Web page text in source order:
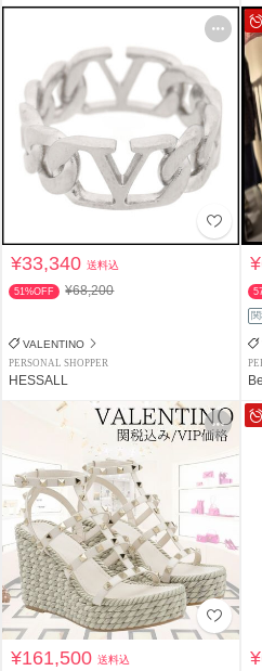
¥33,340送料込
51%OFF ¥68,200
VALENTINO
PERSONAL SHOPPER
HESSALL
¥161,500送料込